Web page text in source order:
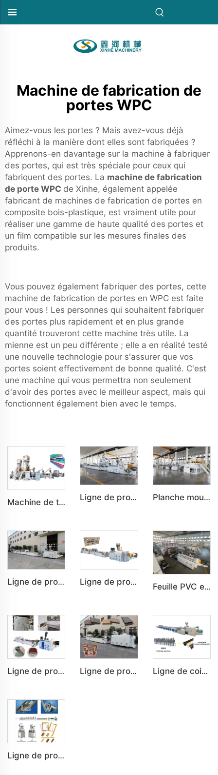
Machine de fabrication de
portes WPC
Aimez-vous les portes ? Mais avez-vous déjà
réfléchi à la manière dont elles sont fabriquées ?
Apprenons-en davantage sur la machine à fabriquer
des portes, qui est très spéciale pour ceux qui
fabriquent des portes. La machine de fabrication
de porte WPC de Xinhe, également appelée
fabricant de machines de fabrication de portes en
composite bois-plastique, est vraiment utile pour
réaliser une gamme de haute qualité des portes et
un film compatible sur les mesures finales des
produits.
Vous pouvez également fabriquer des portes, cette
machine de fabrication de portes en WPC est faite
pour vous ! Les personnes qui souhaitent fabriquer
des portes plus rapidement et en plus grande
quantité trouveront cette machine très utile. La
mienne est un peu différente ; elle a en réalité testé
une nouvelle technologie pour s'assurer que vos
portes soient effectivement de bonne qualité. C'est
une machine qui vous permettra non seulement
d'avoir des portes avec le meilleur aspect, mais qui
fonctionnent également bien avec le temps.
Machine de tuiles ondulées en PVC à un ou plusieurs couches avec isolation thermique Ligne de production de panneaux de porte en plastique PVC/WPC pour chambres et salles de bain sur mesure Planche mousseuse semi-décapée PVC (WPC), Machine de planche mousseuse co-extrudée
Ligne de production de panneaux muraux en plastique PVC/WPC sur mesure pour la décoration intérieure Ligne de production de panneaux plafonds en plastique PVC sur mesure pour la décoration intérieure Feuille PVC en marbre Feuille UV Plaque d'imitation marbre pour décoration intérieure
Ligne de production sur mesure de cadre de porte PVC pour décoration intérieure et extérieure Ligne de production sur mesure de profil en bois plastique PE pour sol et banc extérieurs Ligne de coin en marbre artificiel sur mesure pour décoration intérieure Ligne de production
Ligne de production sur mesure de profil en mousse PS pour décoration intérieure